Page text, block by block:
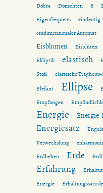
Döbra
Dönschten e
Eigenfrequenz
eindeutig
eindimensionaler Automat
Eisblumen
Eisblüten
Ekliptik
elastisch
Stoß
elastische
Elefant Ellipse
Empfangen
Energie
Energiesatz
Verwechslung
Erdbeben
Erde
Erfahrung
Energie
Erhaltungssatz